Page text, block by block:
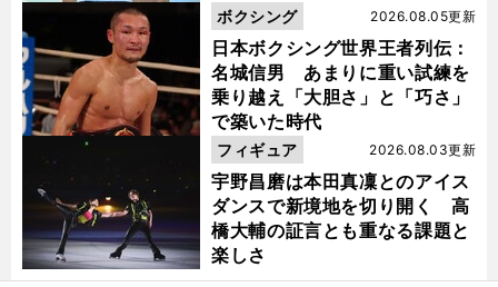
日本ボクシング世界王者列伝：
名城信男 あまりに重い試練を
乗り越え「大胆さ」と「巧さ」
で築いた時代
2026.08.05更新
ボクシング
宇野昌磨は本田真凜とのアイス
ダンスで新境地を切り開く 高
橋大輔の証言とも重なる課題と
楽しさ
2026.08.03更新
フィギュア